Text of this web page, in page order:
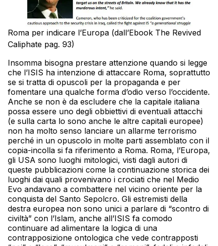
Roma per indicare l’Europa (dall’Ebook The Revived
Caliphate pag. 93)
Insomma bisogna prestare attenzione quando si legge
che l’ISIS ha intenzione di attaccare Roma, soprattutto
se si tratta di opuscoli per la propaganda e per
fomentare una qualche forma d’odio verso l’occidente.
Anche se non è da escludere che la capitale italiana
possa essere uno degli obbiettivi di eventuali attacchi
(e sulla carta lo sono anche le altre capitali europee)
non ha molto senso lanciare un allarme terrorismo
perché in un opuscolo in molte parti assemblato con il
copia-incolla si fa riferimento a Roma. Roma, l’Europa,
gli USA sono luoghi mitologici, visti dagli autori di
queste pubblicazioni come la continuazione storica dei
luoghi dai quali provenivano i crociati che nel Medio
Evo andavano a combattere nel vicino oriente per la
conquista del Santo Sepolcro. Gli estremisti della
destra europea non sono unici a parlare di “scontro di
civiltà” con l’Islam, anche all’ISIS fa comodo
continuare ad alimentare la logica di una
contrapposizione ontologica che vede contrapposti